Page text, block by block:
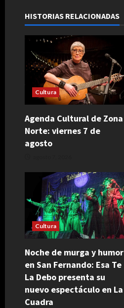
HISTORIAS RELACIONADAS
Cultura
Agenda Cultural de Zona
Norte: viernes 7 de
agosto
Cultura
Noche de murga y humor
en San Fernando: Esa Te
La Debo presenta su
nuevo espectáculo en La
Cuadra